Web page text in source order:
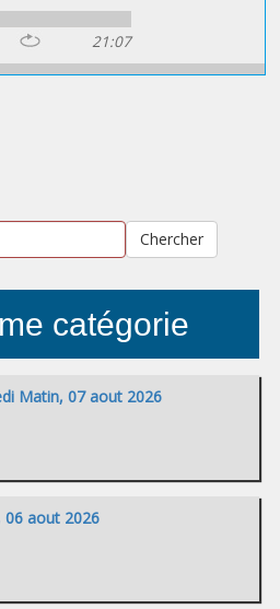
21:07
Chercher
catégorie
Matin, 07 aout 2026
06 aout 2026